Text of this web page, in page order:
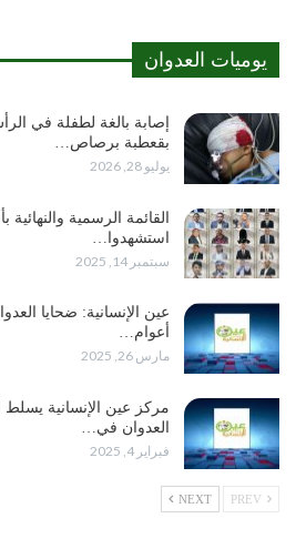
يوميات العدوان
إصابة بالغة لطفلة في
بقعطبة برصاص…
يوليو 28, 2026
القائمة الرسمية
استشهدوا…
سبتمبر 14, 2025
أعوام…
مارس 26, 2025
مركز عين الإنسانية
العدوان في…
فبراير 4, 2025
NEXT